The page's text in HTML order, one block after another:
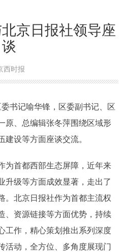
京日报社领导座
谈
西时报
书记喻华锋，区委副书记、区
原、总编辑张冬萍围绕区域形
设等方面座谈交流。
为首都西部生态屏障，近年来
升级等方面成效显著，走出了
。北京日报社作为首都主流权
、资源链接等方面优势，持续
工作，精心策划推出系列深度
活动，全方位、多角度展现门